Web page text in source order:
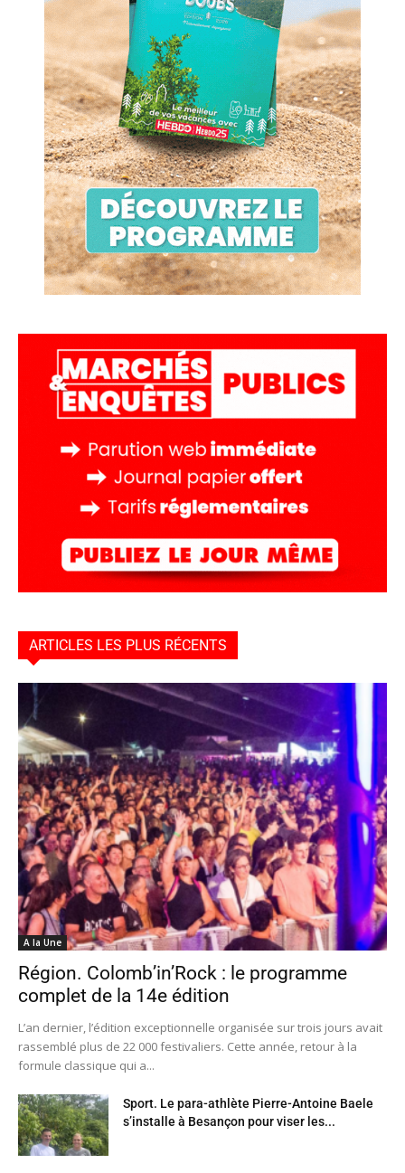
ARTICLES LES PLUS RÉCENTS
A la Une
Région. Colomb’in’Rock : le programme
complet de la 14e édition
L’an dernier, l’édition exceptionnelle organisée sur trois jours avait
rassemblé plus de 22 000 festivaliers. Cette année, retour à la
formule classique qui a...
Sport. Le para-athlète Pierre-Antoine Baele
s’installe à Besançon pour viser les...